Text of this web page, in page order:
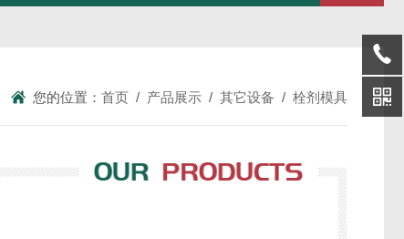
您的位置： 首页 / 产品展示 / 其它设备 / 栓剂模具